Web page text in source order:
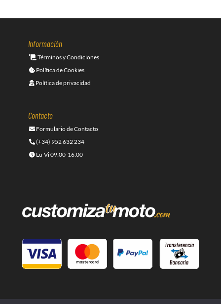
Información
Términos y Condiciones
Política de Cookies
Política de privacidad
Contacto
Formulario de Contacto
(+34) 952 632 234
Lu-Vi 09:00-16:00